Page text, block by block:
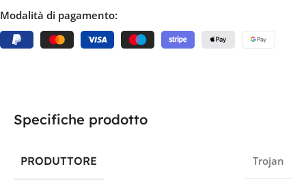
Modalità di pagamento:
Specifiche prodotto
PRODUTTORE Trojan